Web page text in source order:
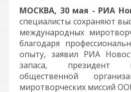
МОСКВА, 30 мая - РИА
специалисты сохраняют
международных
благодаря
опыту, заявил РИА
запаса, президент
общественной
миротворческих миссий